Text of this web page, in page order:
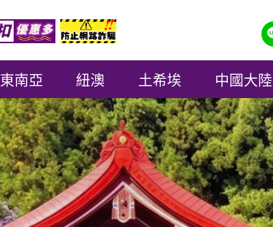
東南亞 紐澳 土希埃 中國大陸